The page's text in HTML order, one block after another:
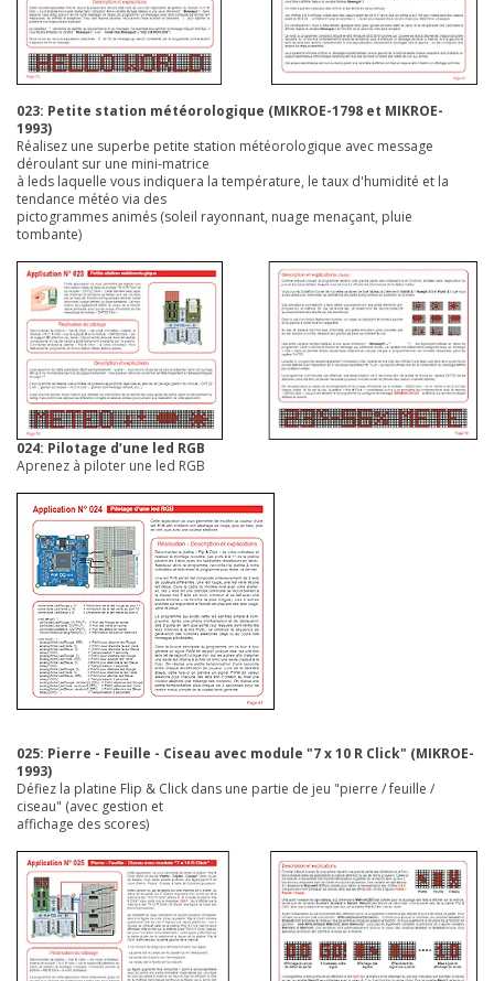
023: Petite station météorologique (MIKROE-1798 et MIKROE-
1993)
Réalisez une superbe petite station météorologique avec message
déroulant sur une mini-matrice
à leds laquelle vous indiquera la température, le taux d'humidité et la
tendance météo via des
pictogrammes animés (soleil rayonnant, nuage menaçant, pluie
tombante)
024: Pilotage d’une led RGB
Aprenez à piloter une led RGB
025: Pierre - Feuille - Ciseau avec module "7 x 10 R Click" (MIKROE-
1993)
Défiez la platine Flip & Click dans une partie de jeu "pierre / feuille /
ciseau" (avec gestion et
affichage des scores)